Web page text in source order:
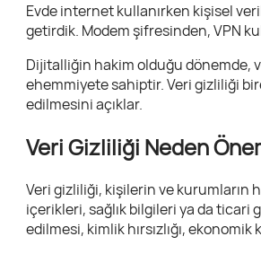
Evde internet kullanırken kişisel
getirdik. Modem şifresinden, VPN
Dijitalliğin hakim olduğu dönemde,
ehemmiyete sahiptir. Veri gizliliği
edilmesini açıklar.
Veri Gizliliği Neden
Veri gizliliği, kişilerin ve kurumların
içerikleri, sağlık bilgileri ya da ticari
edilmesi, kimlik hırsızlığı,